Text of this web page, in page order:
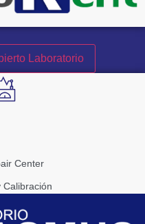
Laboratorio
Center
Calibración